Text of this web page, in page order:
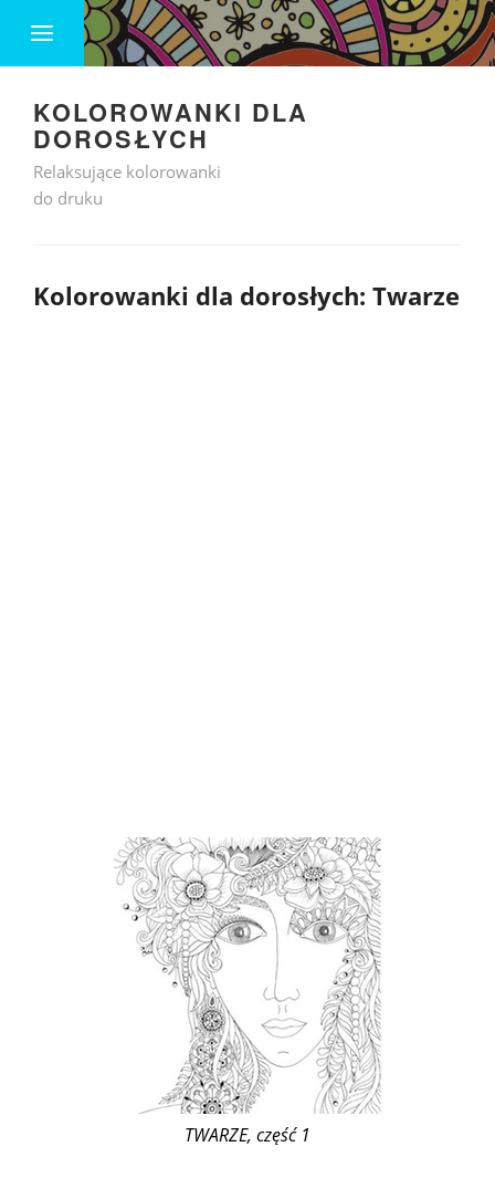
KOLOROWANKI DLA
DOROSŁYCH
Relaksujące kolorowanki
do druku
Kolorowanki dla dorosłych: Twarze
TWARZE, część 1